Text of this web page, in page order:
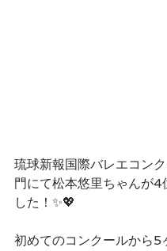
琉球新報国際バレエコン
門にて松本悠里ちゃんが4
した！✨💖
初めてのコンクールから5